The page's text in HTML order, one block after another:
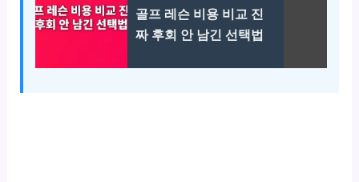
골프 레슨 비용 비교 진
짜 후회 안 남긴 선택법